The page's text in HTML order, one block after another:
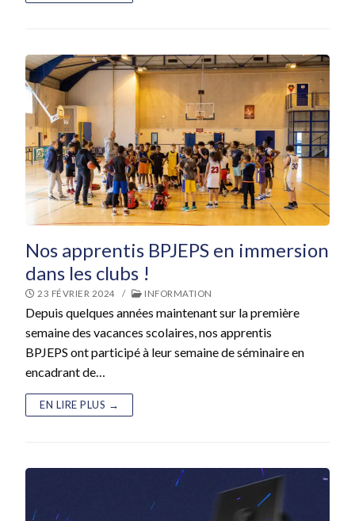
Nos apprentis BPJEPS en immersion
dans les clubs !
23 FÉVRIER 2024 / INFORMATION
Depuis quelques années maintenant sur la première
semaine des vacances scolaires, nos apprentis
BPJEPS ont participé à leur semaine de séminaire en
encadrant de…
EN LIRE PLUS →